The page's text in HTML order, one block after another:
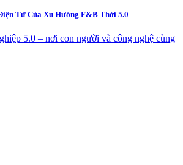
Tử Của Xu Hướng F&B Thời 5.0
5.0 – nơi con người và công nghệ cùng